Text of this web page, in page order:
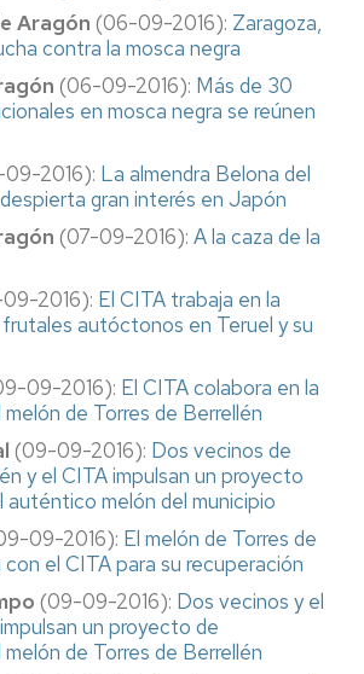
Aragón (06-09-2016): Zaragoza,
contra la mosca negra
(06-09-2016): Más de 30
en mosca negra se reúnen
2016): La almendra Belona del
gran interés en Japón
(07-09-2016): A la caza de la
2016): El CITA trabaja en la
autóctonos en Teruel y su
09-2016): El CITA colabora en la
de Torres de Berrellén
(09-09-2016): Dos vecinos de
y el CITA impulsan un proyecto
auténtico melón del municipio
09-2016): El melón de Torres de
el CITA para su recuperación
(09-09-2016): Dos vecinos y el
un proyecto de
de Torres de Berrellén